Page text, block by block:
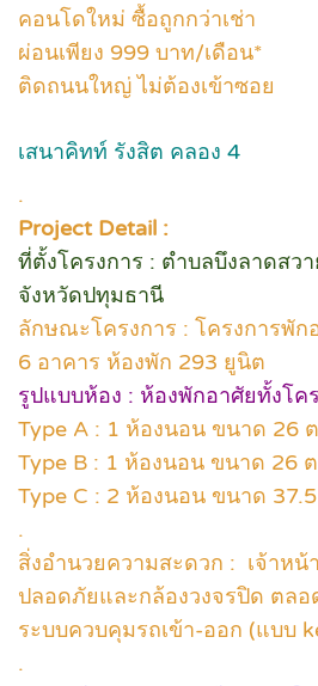
คอนโดใหม่ ซื้อถูกกว่าเช่า
ผ่อนเพียง 999 บาท/เดือน*
ติดถนนใหญ่ ไม่ต้องเข้าซอย
เสนาคิทท์ รังสิต คลอง 4
.
Project Detail :
ที่ตั้งโครงการ : ตำบลบึงลาดสว
จังหวัดปทุมธานี
ลักษณะโครงการ : โครงการพั
6 อาคาร ห้องพัก 293 ยูนิต
รูปแบบห้อง : ห้องพักอาศัยทั้งโค
Type A : 1 ห้องนอน ขนาด 26
Type B : 1 ห้องนอน ขนาด 26
Type C : 2 ห้องนอน ขนาด
.
สิ่งอำนวยความสะดวก : เจ้าหน้
ปลอดภัยและกล้องวงจรปิด ตล
ระบบควบคุมรถเข้า-ออก (แบบ
.